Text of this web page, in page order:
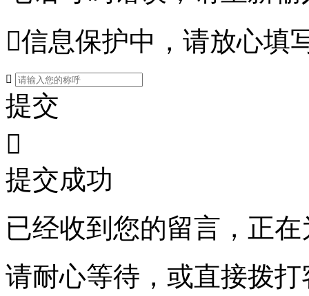
信息保护中，请放心填

提交

提交成功
已经收到您的留言，正
请耐心等待，或直接拨